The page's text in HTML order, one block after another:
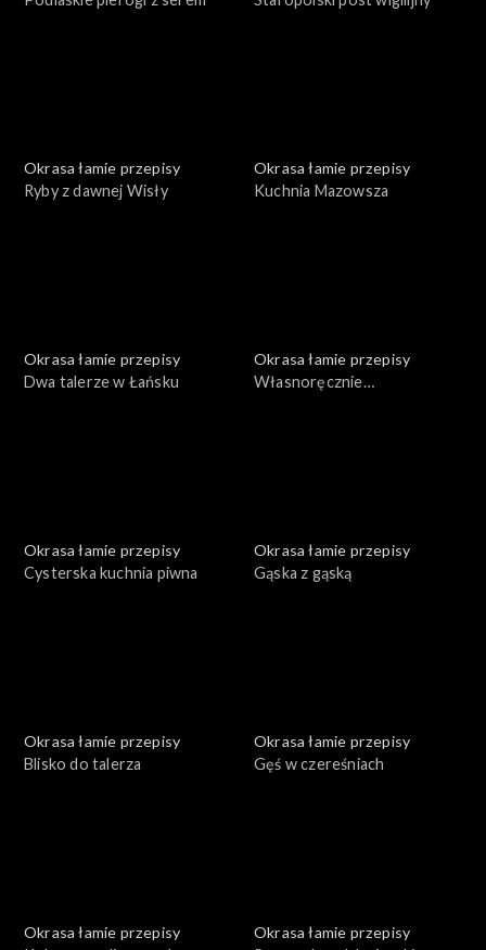
Okrasa łamie przepisy
Ryby z dawnej Wisły
Okrasa łamie przepisy
Kuchnia Mazowsza
Okrasa łamie przepisy
Dwa talerze w Łańsku
Okrasa łamie przepisy
Własnoręcznie
Okrasa łamie przepisy
Cysterska kuchnia piwna
Okrasa łamie przepisy
Gąska z gąską
Okrasa łamie przepisy
Blisko do talerza
Okrasa łamie przepisy
Gęś w czereśniach
Okrasa łamie przepisy
Okrasa łamie przepisy